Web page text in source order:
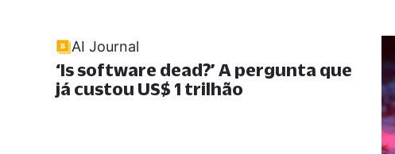
AI Journal
‘Is software dead?’ A pergunta que
já custou US$ 1 trilhão